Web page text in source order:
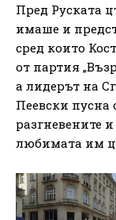
Пред Руската
имаше и
сред които
от партия
а лидерът на
Пеевски
разгневените
любимата им